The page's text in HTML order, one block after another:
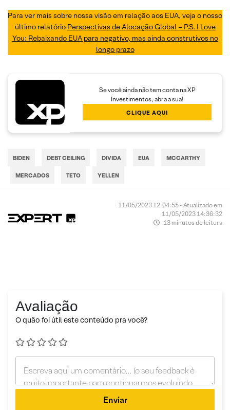
Para ver mais sobre nossa visão em relação aos EUA, veja o nosso
último relatório Perspectivas de Alocação Global – P.S. I Love
You: Rebaixando EUA para negativo, mas ainda construtivos no
longo prazo
Se você ainda não tem conta na XP
Investimentos, abra a sua!
CLIQUE AQUI
BIDEN DEBT CEILING DIVIDA EUA MCCARTHY
MERCADOS TETO YELLEN
11/05/2023 12:04:55 • Atualizado em
11/05/2023 14:36:32
13 minutos de leitura
Avaliação
O quão foi útil este conteúdo pra você?
Enviar